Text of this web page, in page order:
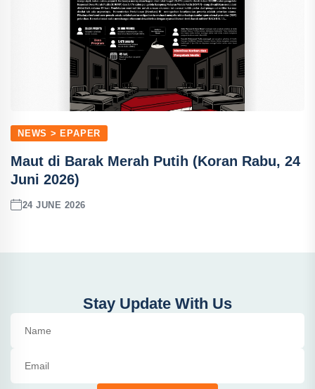
NEWS > EPAPER
Maut di Barak Merah Putih (Koran Rabu, 24
Juni 2026)
24 JUNE 2026
Stay Update With Us